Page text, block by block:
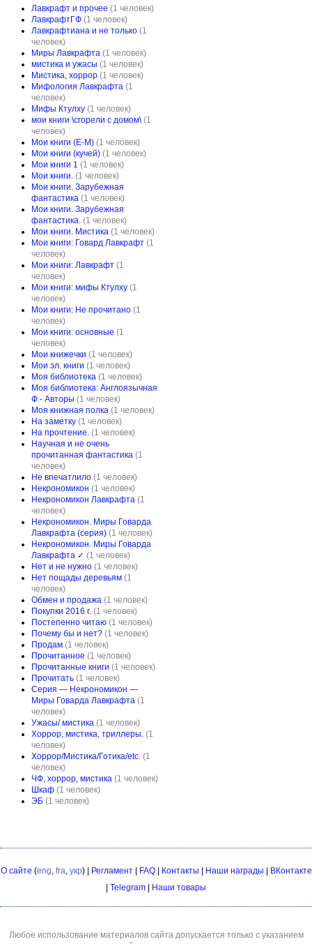
Лавкрафт и прочее (1 человек)
ЛавкрафтГФ (1 человек)
Лавкрафтиана и не только (1
человек)
Миры Лавкрафта (1 человек)
мистика и ужасы (1 человек)
Мистика, хоррор (1 человек)
Мифология Лавкрафта (1
человек)
Мифы Ктулху (1 человек)
мои книги \сгорели с домом\ (1
человек)
Мои книги (Е-М) (1 человек)
Мои книги (кучей) (1 человек)
Мои книги 1 (1 человек)
Мои книги. (1 человек)
Мои книги. Зарубежная
фантастика (1 человек)
Мои книги. Зарубежная
фантастика. (1 человек)
Мои книги. Мистика (1 человек)
Мои книги: Говард Лавкрафт (1
человек)
Мои книги: Лавкрафт (1
человек)
Мои книги: мифы Ктулху (1
человек)
Мои книги: Не прочитано (1
человек)
Мои книги: основные (1
человек)
Мои книжечки (1 человек)
Мои эл. книги (1 человек)
Моя библиотека (1 человек)
Моя библиотека: Англоязычная
Ф - Авторы (1 человек)
Моя книжная полка (1 человек)
На заметку (1 человек)
На прочтение. (1 человек)
Научная и не очень
прочитанная фантастика (1
человек)
Не впечатлило (1 человек)
Некрономикон (1 человек)
Некрономикон Лавкрафта (1
человек)
Некрономикон. Миры Говарда
Лавкрафта (серия) (1 человек)
Некрономикон. Миры Говарда
Лавкрафта ✓ (1 человек)
Нет и не нужно (1 человек)
Нет пощады деревьям (1
человек)
Обмен и продажа (1 человек)
Покупки 2016 г. (1 человек)
Постепенно читаю (1 человек)
Почему бы и нет? (1 человек)
Продам (1 человек)
Прочитанное (1 человек)
Прочитанные книги (1 человек)
Прочитать (1 человек)
Серия — Некрономикон —
Миры Говарда Лавкрафта (1
человек)
Ужасы/ мистика (1 человек)
Хоррор, мистика, триллеры. (1
человек)
Хоррор/Мистика/Готика/etc. (1
человек)
ЧФ, хоррор, мистика (1 человек)
Шкаф (1 человек)
ЭБ (1 человек)
О сайте (eng, fra, укр) | Регламент| FAQ| Контакты Наши награды
ВКонтакте
Telegram Наши товары
Любое использование материалов сайта допускается только с указанием